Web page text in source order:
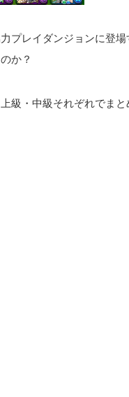
プレイダンジョンに登
か？
級・中級それぞれでま